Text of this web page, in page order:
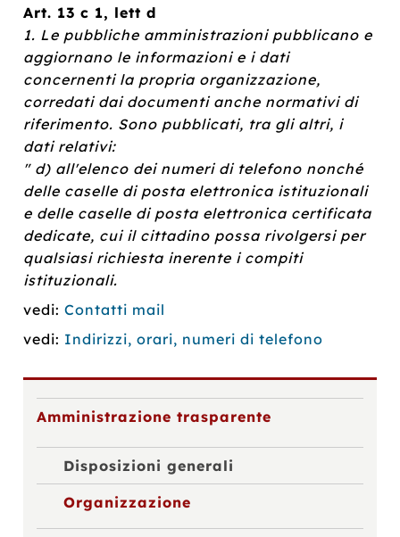
Art. 13 c 1, lett d
1. Le pubbliche amministrazioni pubblicano e
aggiornano le informazioni e i dati
concernenti la propria organizzazione,
corredati dai documenti anche normativi di
riferimento. Sono pubblicati, tra gli altri, i
dati relativi:
" d) all'elenco dei numeri di telefono nonché
delle caselle di posta elettronica istituzionali
e delle caselle di posta elettronica certificata
dedicate, cui il cittadino possa rivolgersi per
qualsiasi richiesta inerente i compiti
istituzionali.
vedi:Contatti mail
vedi: Indirizzi, orari, numeri di telefono
Amministrazione trasparente
Disposizioni generali
Organizzazione